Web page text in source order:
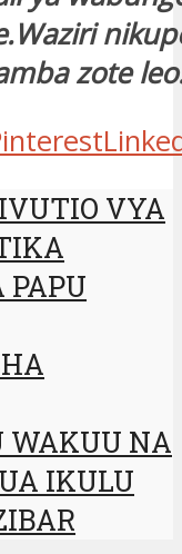
zote
VYA
PAPU
WAKUU NA
IKULU